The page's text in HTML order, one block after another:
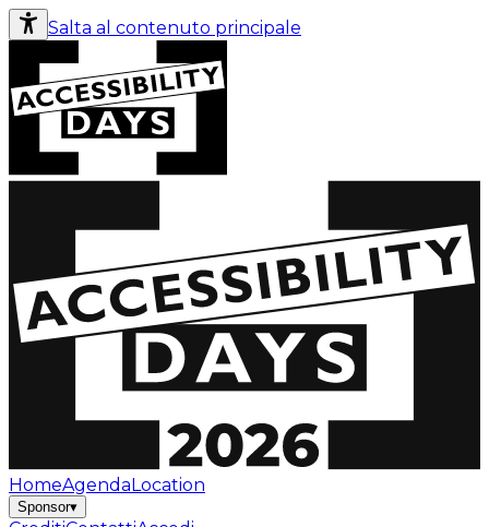
Salta al contenuto principale
HomeAgenda Location
Sponsor▾